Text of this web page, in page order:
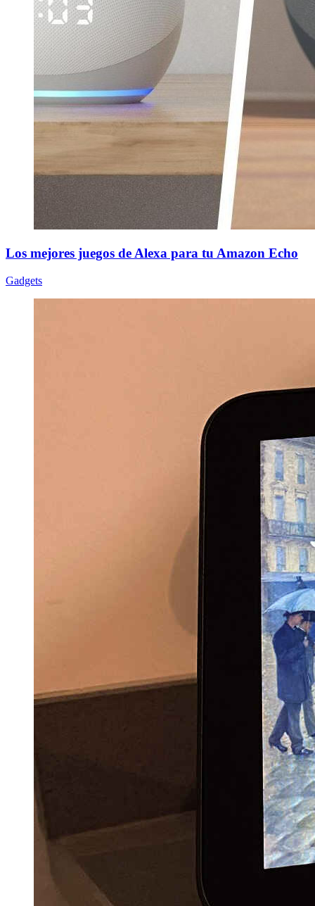
Los mejores juegos de Alexa para tu Amazon Echo
Gadgets